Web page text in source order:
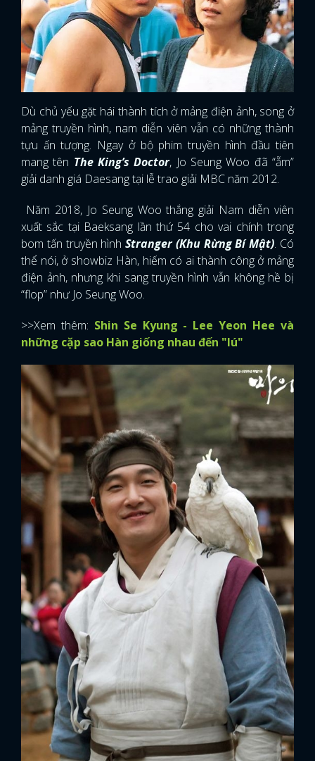
Dù chủ yếu gặt hái thành tích ở mảng điện ảnh, song ở
mảng truyền hình, nam diễn viên vẫn có những thành
tựu ấn tượng. Ngay ở bộ phim truyền hình đầu tiên
mang tên The King’s Doctor, Jo Seung Woo đã “ẵm”
giải danh giá Daesang tại lễ trao giải MBC năm 2012.
Năm 2018, Jo Seung Woo thắng giải Nam diễn viên
xuất sắc tại Baeksang lần thứ 54 cho vai chính trong
bom tấn truyền hìnhStranger (Khu Rừng Bí Mật). Có
thể nói, ở showbiz Hàn, hiếm có ai thành công ở mảng
điện ảnh, nhưng khi sang truyền hình vẫn không hề bị
“flop” như Jo Seung Woo.
>>Xem thêm: Shin Se Kyung - Lee Yeon Hee và
những cặp sao Hàn giống nhau đến "lú"